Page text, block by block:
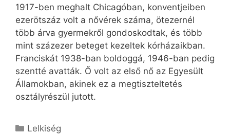
1917-ben meghalt Chicagóban, konventjeiben
ezerötszáz volt a nővérek száma, ötezernél
több árva gyermekről gondoskodtak, és több
mint százezer beteget kezeltek kórházaikban.
Franciskát 1938-ban boldoggá, 1946-ban pedig
szentté avatták. Ő volt az első nő az Egyesült
Államokban, akinek ez a megtiszteltetés
osztályrészül jutott.
Kategória
Lelkiség